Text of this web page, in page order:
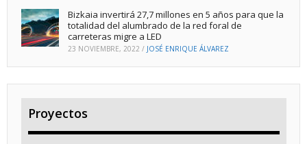
Bizkaia invertirá 27,7 millones en 5 años para que la
totalidad del alumbrado de la red foral de
carreteras migre a LED
23 NOVIEMBRE, 2022 / JOSÉ ENRIQUE ÁLVAREZ
Proyectos